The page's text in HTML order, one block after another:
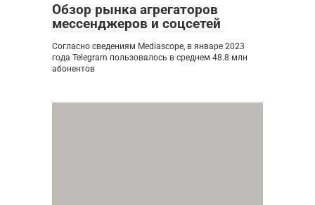
Обзор рынка агрегаторов
мессенджеров и соцсетей
Согласно сведениям Mediascope, в январе 2023
года Telegram пользовалось в среднем 48.8 млн
абонентов